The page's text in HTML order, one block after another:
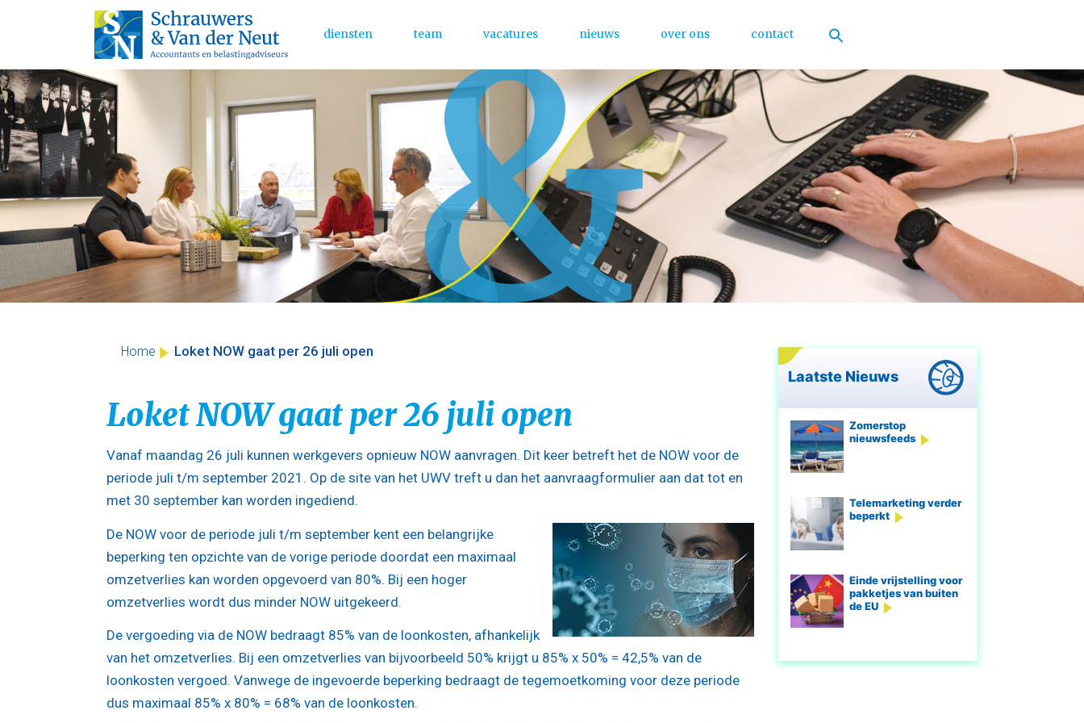
Skip
to
content
Main Menu
diensten team vacatures nieuws over ons contact
Home Loket NOW gaat per 26 juli open
Loket NOW gaat per 26 juli open
Vanaf maandag 26 juli kunnen werkgevers opnieuw NOW aanvragen. Dit keer betreft het de NOW voor de
periode juli t/m september 2021. Op de site van het UWV treft u dan het aanvraagformulier aan dat tot en
met 30 september kan worden ingediend.
De NOW voor de periode juli t/m september kent een belangrijke
beperking ten opzichte van de vorige periode doordat een maximaal
omzetverlies kan worden opgevoerd van 80%. Bij een hoger
omzetverlies wordt dus minder NOW uitgekeerd.
De vergoeding via de NOW bedraagt 85% van de loonkosten, afhankelijk
van het omzetverlies. Bij een omzetverlies van bijvoorbeeld 50% krijgt u 85% x 50% = 42,5% van de
loonkosten vergoed. Vanwege de ingevoerde beperking bedraagt de tegemoetkoming voor deze periode
dus maximaal 85% x 80% = 68% van de loonkosten.
Laatste Nieuws
Zomerstop
nieuwsfeeds
Telemarketing verder
beperkt
Einde vrijstelling voor
pakketjes van buiten
de EU